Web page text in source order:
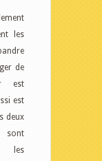
les
de
est
est
deux
les